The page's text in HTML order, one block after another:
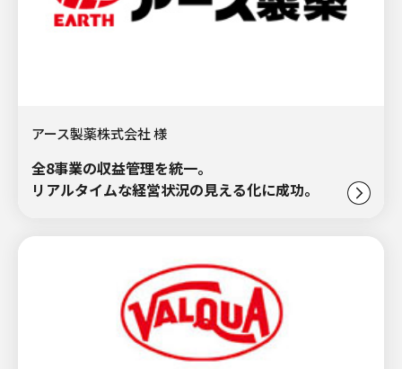
アース製薬株式会社 様
全8事業の収益管理を統一。
リアルタイムな経営状況の見える化に成功。